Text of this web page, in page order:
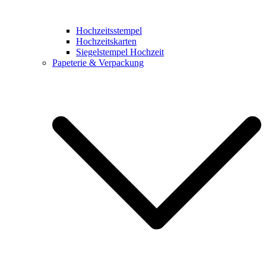
Hochzeitsstempel
Hochzeitskarten
Siegelstempel Hochzeit
Papeterie & Verpackung